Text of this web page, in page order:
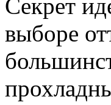
Секрет
выборе